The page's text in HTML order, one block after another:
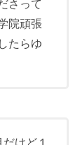
さって
院頑張
たらゆ